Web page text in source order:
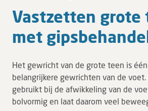
Afdelingen
Afspraak maken
Bloedafname
Kinderwebsite
Onderzoeken
Vast­zet­ten grote
met
Het gewricht van de grote teen is
belangrijkere gewrichten van de
gebruikt bij de afwikkeling van de
bolvormig en laat daarom veel